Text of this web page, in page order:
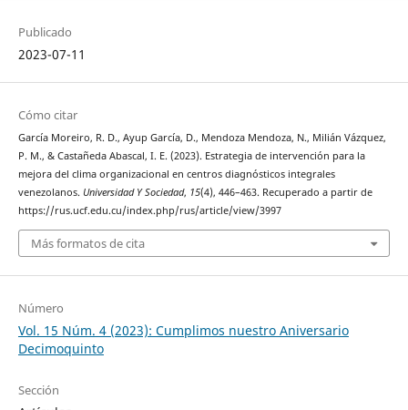
Publicado
2023-07-11
Cómo citar
García Moreiro, R. D., Ayup García, D., Mendoza Mendoza, N., Milián Vázquez,
P. M., & Castañeda Abascal, I. E. (2023). Estrategia de intervención para la
mejora del clima organizacional en centros diagnósticos integrales
venezolanos. Universidad Y Sociedad, 15(4), 446–463. Recuperado a partir de
https://rus.ucf.edu.cu/index.php/rus/article/view/3997
Más formatos de cita
Número
Vol. 15 Núm. 4 (2023): Cumplimos nuestro Aniversario
Decimoquinto
Sección